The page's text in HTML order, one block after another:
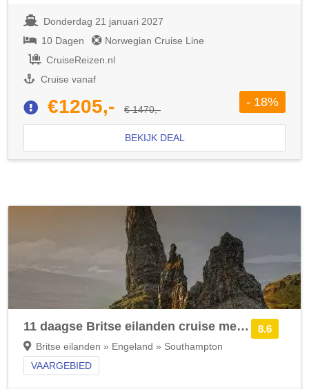
Donderdag 21 januari 2027
10 Dagen
Norwegian Cruise Line
CruiseReizen.nl
Cruise vanaf
€1205,- € 1470,-
- 18%
BEKIJK DEAL
8.6
11 daagse Britse eilanden cruise met de Norwegian Star
Britse eilanden » Engeland » Southampton
VAARGEBIED